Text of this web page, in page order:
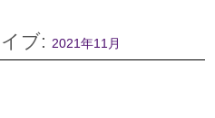
ブ: 2021年11月